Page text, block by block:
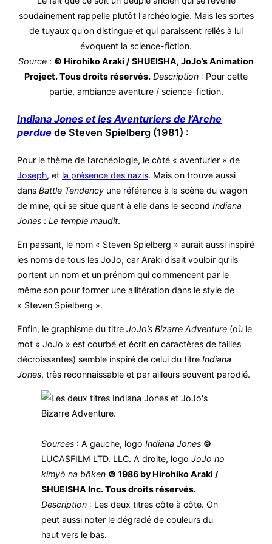
Source : © Hirohiko Araki / SHUEISHA, JoJo’s Animation
Project. Tous droits réservés. Description : Pour cette
partie, ambiance aventure / science-fiction.
Indiana Jones et les Aventuriers de l’Arche
perdue de Steven Spielberg (1981) :
Pour le thème de l’archéologie, le côté « aventurier » de
Joseph, et la présence des nazis. Mais on trouve aussi
dans Battle Tendency une référence à la scène du wagon
de mine, qui se situe quant à elle dans le second Indiana
Jones : Le temple maudit.
En passant, le nom « Steven Spielberg » aurait aussi inspiré
les noms de tous les JoJo, car Araki disait vouloir qu’ils
portent un nom et un prénom qui commencent par le
même son pour former une allitération dans le style de
« Steven Spielberg ».
Enfin, le graphisme du titre JoJo’s Bizarre Adventure (où le
mot « JoJo » est courbé et écrit en caractères de tailles
décroissantes) semble inspiré de celui du titre Indiana
Jones, très reconnaissable et par ailleurs souvent parodié.
Sources : A gauche, logo Indiana Jones ©
LUCASFILM LTD. LLC. A droite, logo JoJo no
kimyô na bôken © 1986 by Hirohiko Araki /
SHUEISHA Inc. Tous droits réservés.
Description : Les deux titres côte à côte. On
peut aussi noter le dégradé de couleurs du
haut vers le bas.